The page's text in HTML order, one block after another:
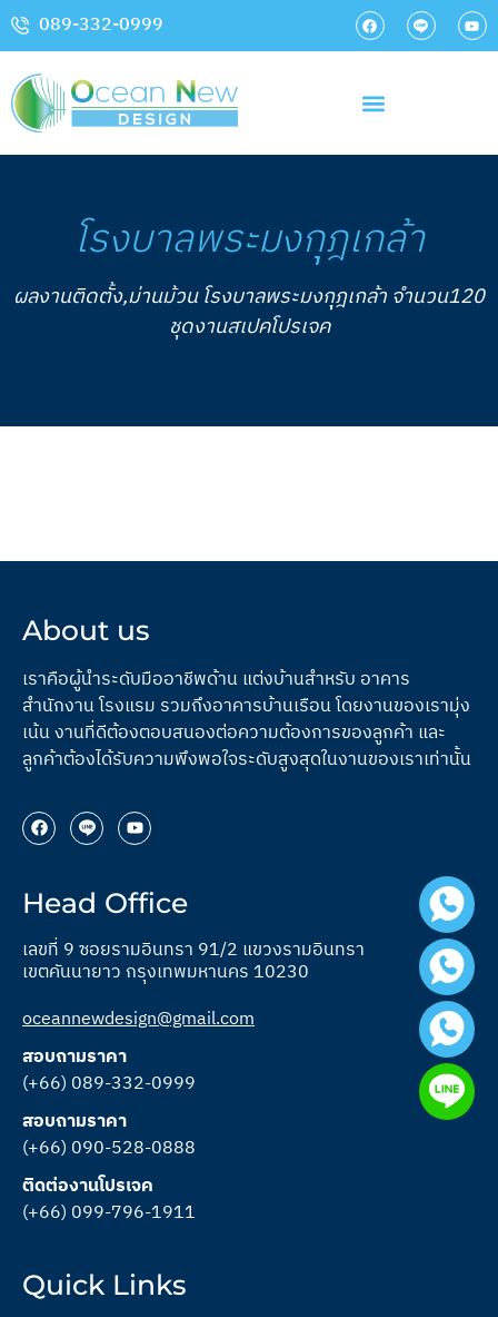
089-332-0999
โรงบาลพระมงกุุฎเกล้า
ผลงานติดตั้ง,ม่านม้วน โรงบาลพระมงกุุฎเกล้า จำนวน120
ชุดงานสเปคโปรเจค
About us
เราคือผู้นำระดับมืออาชีพด้าน แต่งบ้านสำหรับ อาคาร
สำนักงาน โรงแรม รวมถึงอาคารบ้านเรือน โดยงานของเรามุ่ง
เน้น งานที่ดีต้องตอบสนองต่อความต้องการของลูกค้า และ
ลูกค้าต้องได้รับความพึงพอใจระดับสูงสุดในงานของเราเท่านั้น
Head Office
เลขที่ 9 ซอยรามอินทรา 91/2 แขวงรามอินทรา
เขตคันนายาว กรุงเทพมหานคร 10230
oceannewdesign@gmail.com
สอบถามราคา
(+66) 089-332-0999
สอบถามราคา
(+66) 090-528-0888
ติดต่องานโปรเจค
(+66) 099-796-1911
Quick Links